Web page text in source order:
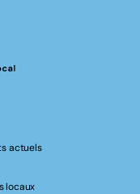
actuels
locaux